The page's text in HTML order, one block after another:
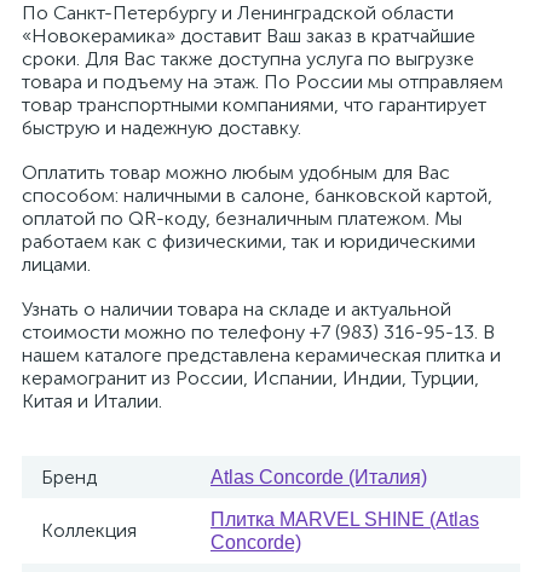
По Санкт-Петербургу и Ленинградской области
«Новокерамика» доставит Ваш заказ в кратчайшие
сроки. Для Вас также доступна услуга по выгрузке
товара и подъему на этаж. По России мы отправляем
товар транспортными компаниями, что гарантирует
быструю и надежную доставку.
Оплатить товар можно любым удобным для Вас
способом: наличными в салоне, банковской картой,
оплатой по QR-коду, безналичным платежом. Мы
работаем как с физическими, так и юридическими
лицами.
Узнать о наличии товара на складе и актуальной
стоимости можно по телефону +7 (983) 316-95-13. В
нашем каталоге представлена керамическая плитка и
керамогранит из России, Испании, Индии, Турции,
Китая и Италии.
Бренд Atlas Concorde (Италия)
Коллекция
Плитка MARVEL SHINE (Atlas
Concorde)